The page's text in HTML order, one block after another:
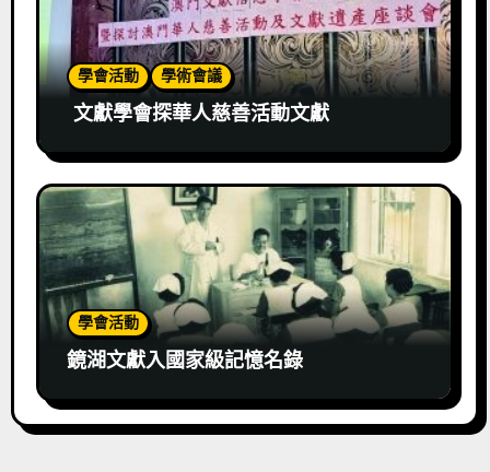
學會活動 學術會議
文獻學會探華人慈善活動文獻
學會活動
鏡湖文獻入國家級記憶名錄